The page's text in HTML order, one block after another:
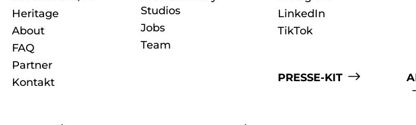
Heritage
About
FAQ
Partner
Kontakt
Studios
Jobs
Team
LinkedIn
TikTok
PRESSE-KIT